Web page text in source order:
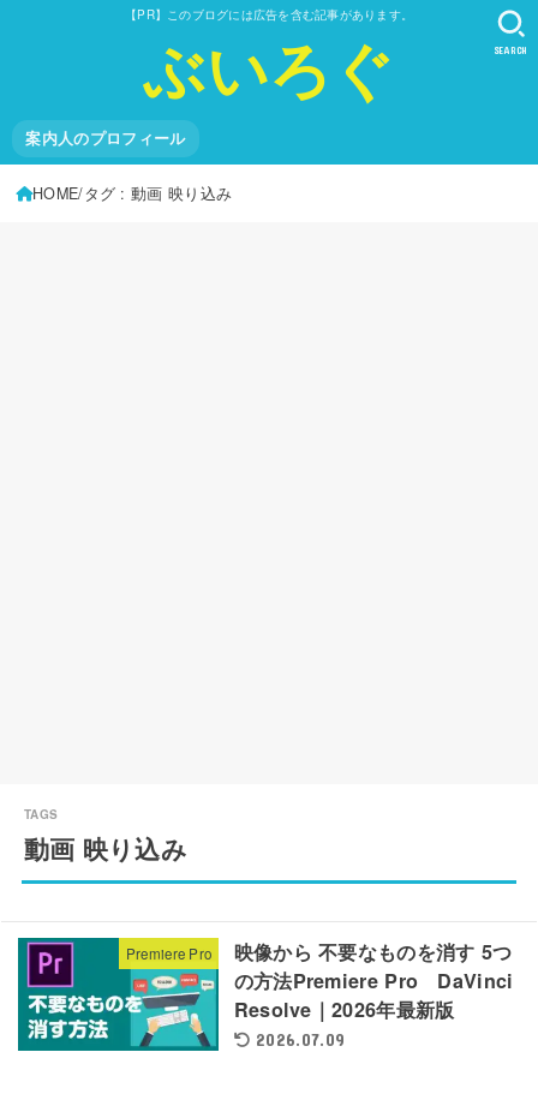
【PR】このブログには広告を含む記事があります。
ぶいろぐ
案内人のプロフィール
SEARCH
HOME タグ : 動画 映り込み
動画 映り込み
Premiere Pro
映像から 不要なものを消す 5つ
の方法Premiere Pro DaVinci
Resolve｜2026年最新版
2026.07.09